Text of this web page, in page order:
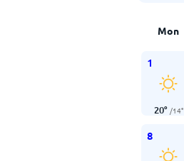
Mon
1
20° /14°
8